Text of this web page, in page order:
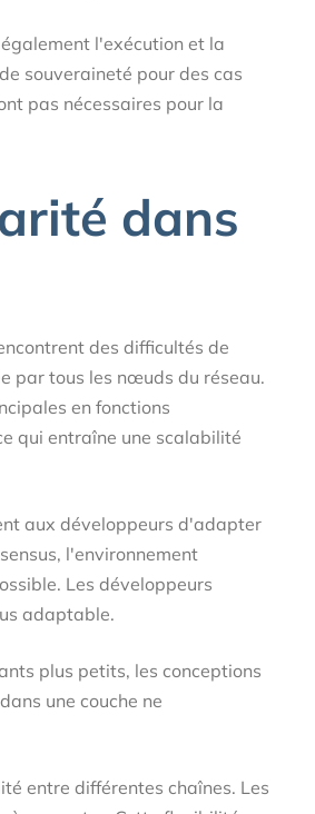
l'exécution et la
souveraineté pour des cas
pas nécessaires pour la
dans
des difficultés de
par tous les nœuds du réseau.
en fonctions
qui entraîne une scalabilité
aux développeurs d'adapter
l'environnement
Les développeurs
adaptable.
plus petits, les conceptions
une couche ne
entre différentes chaînes. Les